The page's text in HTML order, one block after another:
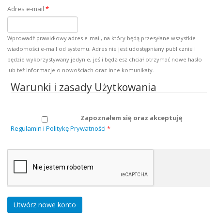
Adres e-mail *
Wprowadź prawidłowy adres e-mail, na który będą przesyłane wszystkie
wiadomości e-mail od systemu. Adres nie jest udostępniany publicznie i
będzie wykorzystywany jedynie, jeśli będziesz chciał otrzymać nowe hasło
lub też informacje o nowościach oraz inne komunikaty.
Warunki i zasady Użytkowania
Zapoznałem się oraz akceptuję
Regulamin i Politykę Prywatności *